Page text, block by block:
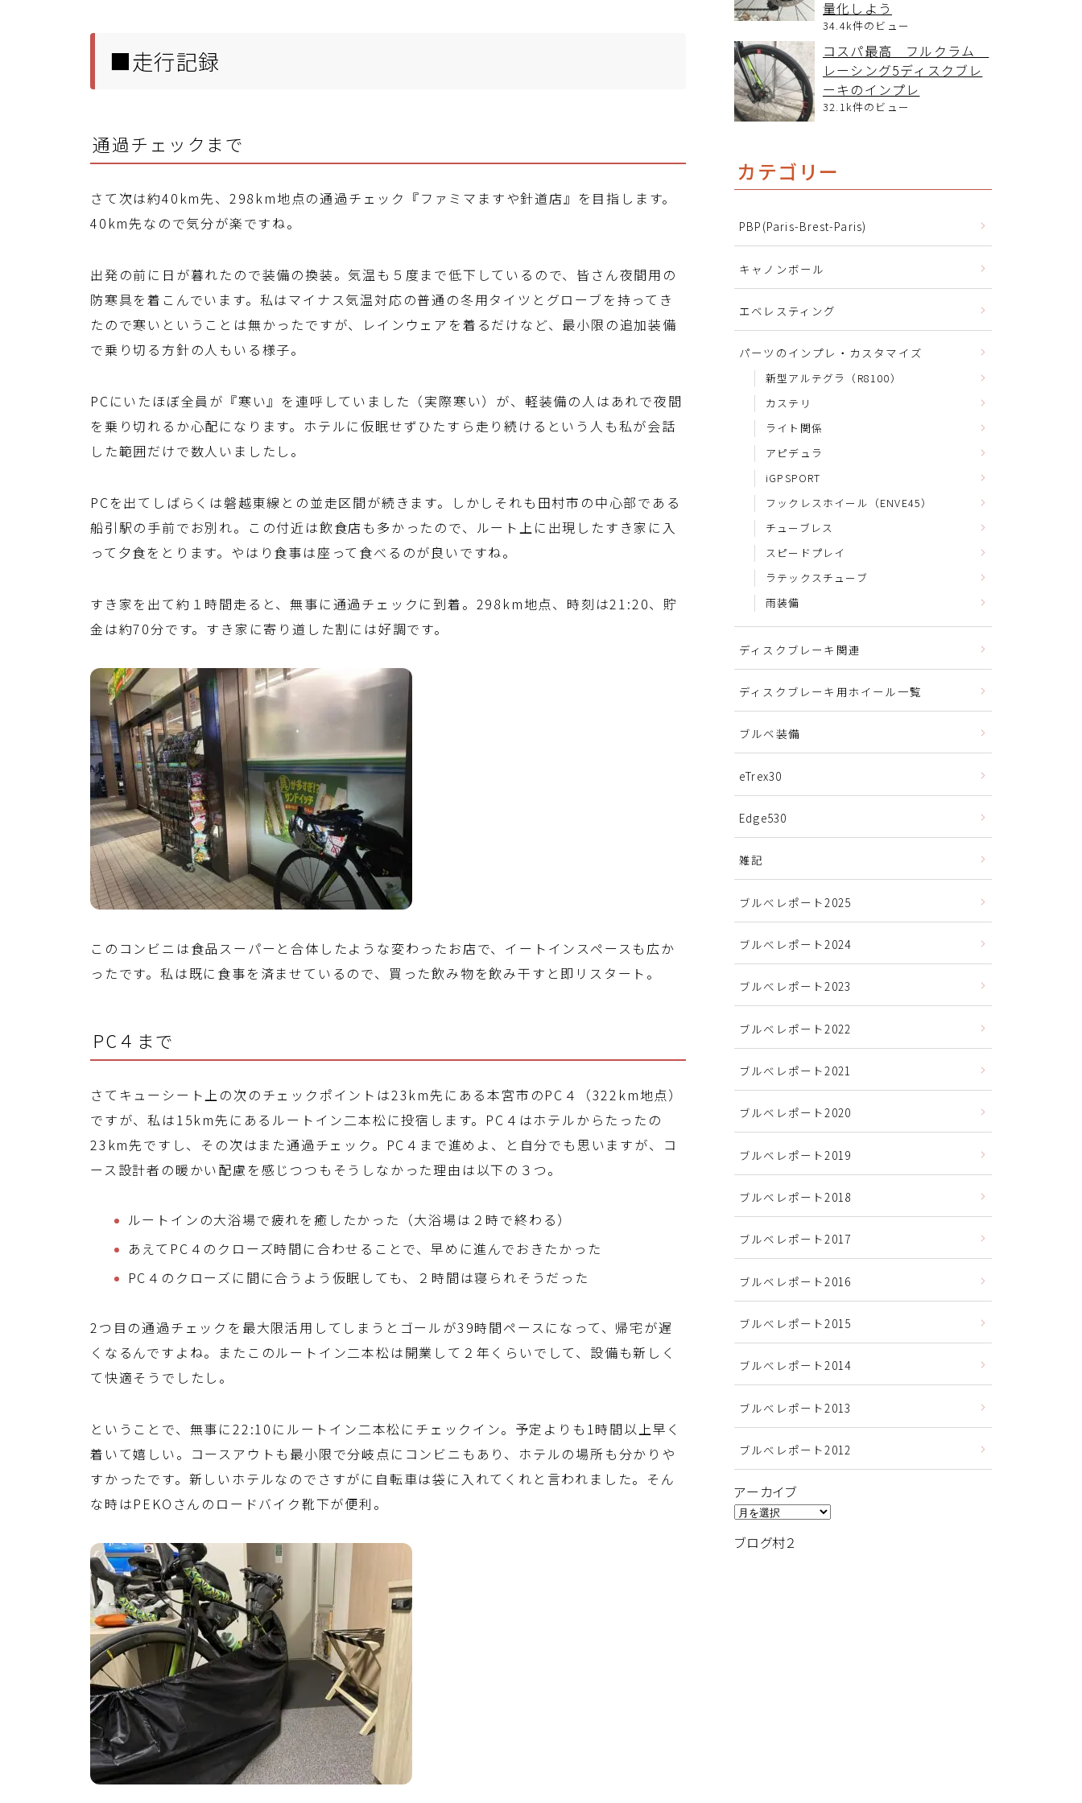
■走行記録
通過チェックまで
さて次は約40km先、298km地点の通過チェック『ファミマますや針道店』を目指します。
40km先なので気分が楽ですね。
出発の前に日が暮れたので装備の換装。気温も５度まで低下しているので、皆さん夜間用の
防寒具を着こんでいます。私はマイナス気温対応の普通の冬用タイツとグローブを持ってき
たので寒いということは無かったですが、レインウェアを着るだけなど、最小限の追加装備
で乗り切る方針の人もいる様子。
PCにいたほぼ全員が『寒い』を連呼していました（実際寒い）が、軽装備の人はあれで夜間
を乗り切れるか心配になります。ホテルに仮眠せずひたすら走り続けるという人も私が会話
した範囲だけで数人いましたし。
PCを出てしばらくは磐越東線との並走区間が続きます。しかしそれも田村市の中心部である
船引駅の手前でお別れ。この付近は飲食店も多かったので、ルート上に出現したすき家に入
って夕食をとります。やはり食事は座って食べるのが良いですね。
すき家を出て約１時間走ると、無事に通過チェックに到着。298km地点、時刻は21:20、貯
金は約70分です。すき家に寄り道した割には好調です。
このコンビニは食品スーパーと合体したような変わったお店で、イートインスペースも広か
ったです。私は既に食事を済ませているので、買った飲み物を飲み干すと即リスタート。
PC４まで
さてキューシート上の次のチェックポイントは23km先にある本宮市のPC４（322km地点）
ですが、私は15km先にあるルートイン二本松に投宿します。PC４はホテルからたったの
23km先ですし、その次はまた通過チェック。PC４まで進めよ、と自分でも思いますが、コ
ース設計者の暖かい配慮を感じつつもそうしなかった理由は以下の３つ。
ルートインの大浴場で疲れを癒したかった（大浴場は２時で終わる）
あえてPC４のクローズ時間に合わせることで、早めに進んでおきたかった
PC４のクローズに間に合うよう仮眠しても、２時間は寝られそうだった
2つ目の通過チェックを最大限活用してしまうとゴールが39時間ペースになって、帰宅が遅
くなるんですよね。またこのルートイン二本松は開業して２年くらいでして、設備も新しく
て快適そうでしたし。
ということで、無事に22:10にルートイン二本松にチェックイン。予定よりも1時間以上早く
着いて嬉しい。コースアウトも最小限で分岐点にコンビニもあり、ホテルの場所も分かりや
すかったです。新しいホテルなのでさすがに自転車は袋に入れてくれと言われました。そん
な時はPEKOさんのロードバイク靴下が便利。
量化しよう
34.4k件のビュー
コスパ最高 フルクラム
レーシング5ディスクブレ
ーキのインプレ
32.1k件のビュー
カテゴリー
PBP(Paris-Brest-Paris)
キャノンボール
エベレスティング
パーツのインプレ・カスタマイズ
新型アルテグラ（R8100）
カステリ
ライト関係
アピデュラ
iGPSPORT
フックレスホイール（ENVE45）
チューブレス
スピードプレイ
ラテックスチューブ
雨装備
ディスクブレーキ関連
ディスクブレーキ用ホイール一覧
ブルベ装備
eTrex30
Edge530
雑記
ブルべレポート2025
ブルべレポート2024
ブルべレポート2023
ブルベレポート2022
ブルべレポート2021
ブルベレポート2020
ブルベレポート2019
ブルベレポート2018
ブルベレポート2017
ブルベレポート2016
ブルべレポート2015
ブルべレポート2014
ブルべレポート2013
ブルべレポート2012
アーカイブ
ア
カ
ブログ村２